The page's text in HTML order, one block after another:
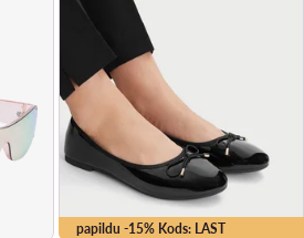
papildu -15% Kods: LAST